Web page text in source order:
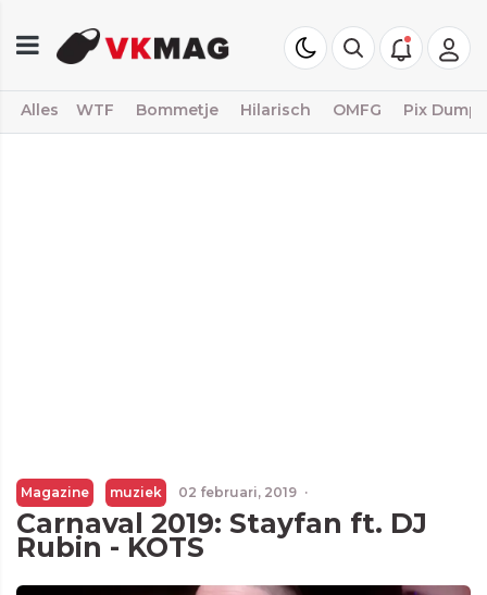
Alles WTF Bommetje Hilarisch OMFG Pix Dump
Magazine muziek 02 februari, 2019 ·
Carnaval 2019: Stayfan ft. DJ
Rubin - KOTS